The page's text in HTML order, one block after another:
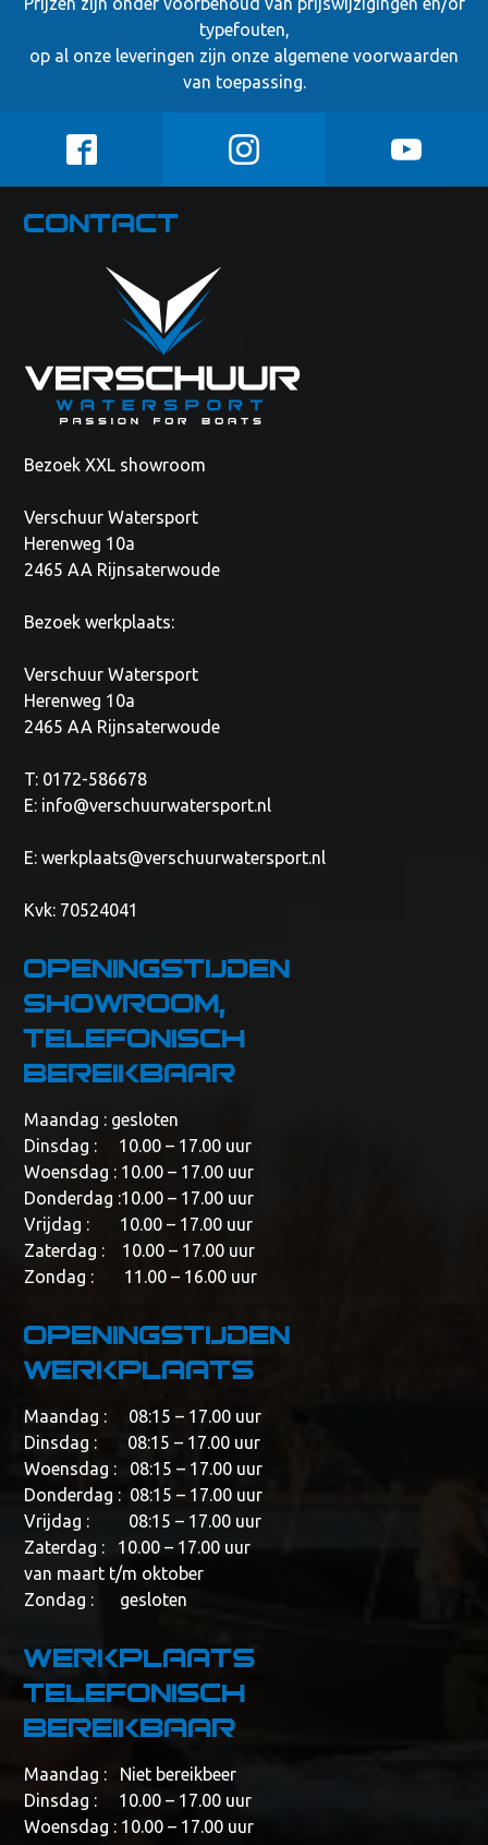
Prijzen zijn onder voorbehoud van prijswijzigingen en/of
typefouten,
op al onze leveringen zijn onze algemene voorwaarden
van toepassing.
Contact
Bezoek XXL showroom
Verschuur Watersport
Herenweg 10a
2465 AA Rijnsaterwoude
Bezoek werkplaats:
Verschuur Watersport
Herenweg 10a
2465 AA Rijnsaterwoude
T: 0172-586678
E: info@verschuurwatersport.nl
E: werkplaats@verschuurwatersport.nl
Kvk: 70524041
Openingstijden
showroom,
telefonisch
bereikbaar
Maandag : gesloten
Dinsdag : 10.00 – 17.00 uur
Woensdag : 10.00 – 17.00 uur
Donderdag :10.00 – 17.00 uur
Vrijdag : 10.00 – 17.00 uur
Zaterdag : 10.00 – 17.00 uur
Zondag : 11.00 – 16.00 uur
Openingstijden
werkplaats
Maandag : 08:15 – 17.00 uur
Dinsdag : 08:15 – 17.00 uur
Woensdag : 08:15 – 17.00 uur
Donderdag : 08:15 – 17.00 uur
Vrijdag : 08:15 – 17.00 uur
Zaterdag : 10.00 – 17.00 uur
van maart t/m oktober
Zondag : gesloten
Werkplaats
telefonisch
bereikbaar
Maandag : Niet bereikbeer
Dinsdag : 10.00 – 17.00 uur
Woensdag : 10.00 – 17.00 uur